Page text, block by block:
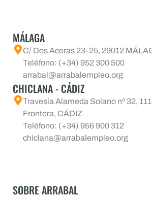
MÁLAGA
C/ Dos Aceras 23-25, 29012
Teléfono: (+34) 952 300 500
arrabal@arrabalempleo.org
CHICLANA - CÁDIZ
Travesía Alameda Solano nº 32,
Frontera, CÁDIZ
Teléfono: (+34) 956 900 312
chiclana@arrabalempleo.org
SOBRE ARRABAL